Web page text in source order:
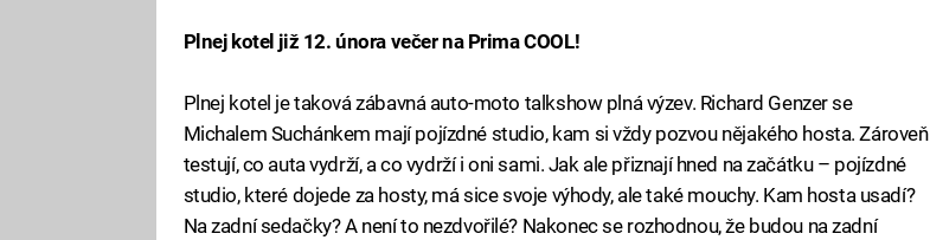
Plnej kotel již 12. února večer na Prima COOL!
Plnej kotel je taková zábavná auto-moto talkshow plná výzev. Richard Genzer se
Michalem Suchánkem mají pojízdné studio, kam si vždy pozvou nějakého hosta. Zároveň
testují, co auta vydrží, a co vydrží i oni sami. Jak ale přiznají hned na začátku – pojízdné
studio, které dojede za hosty, má sice svoje výhody, ale také mouchy. Kam hosta usadí?
Na zadní sedačky? A není to nezdvořilé? Nakonec se rozhodnou, že budou na zadní